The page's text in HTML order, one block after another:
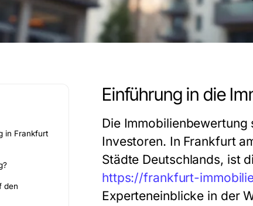
in Frankfurt
den
Einführung in die
Die Immobilienbewertung
Investoren. In Frankfurt
Städte Deutschlands, ist
https://frankfurt-
Experteneinblicke in der